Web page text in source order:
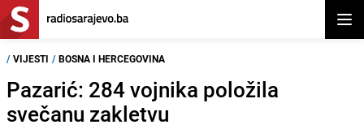
/ VIJESTI / BOSNA I HERCEGOVINA
Pazarić: 284 vojnika položila
svečanu zakletvu